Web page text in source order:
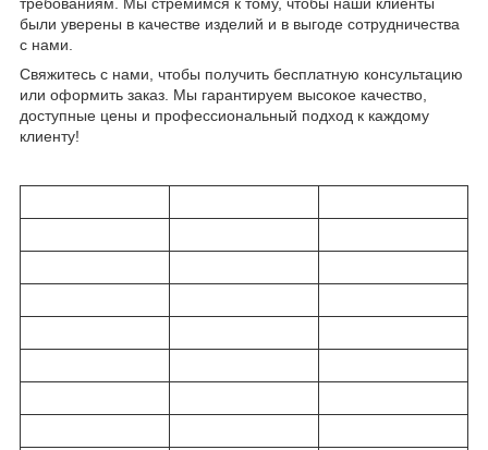
были уверены в качестве изделий и в выгоде сотрудничества
с нами.
Свяжитесь с нами, чтобы получить бесплатную консультацию
или оформить заказ. Мы гарантируем высокое качество,
доступные цены и профессиональный подход к каждому
клиенту!